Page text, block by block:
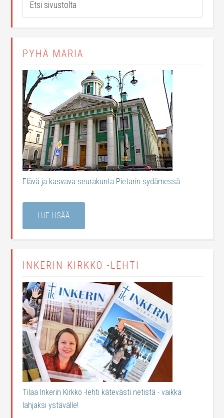
PYHÄ MARIA
Elävä ja kasvava seurakunta Pietarin sydämessä.
LUE LISÄÄ
INKERIN KIRKKO -LEHTI
Tilaa Inkerin Kirkko -lehti kätevästi netistä - vaikka
lahjaksi ystävälle!